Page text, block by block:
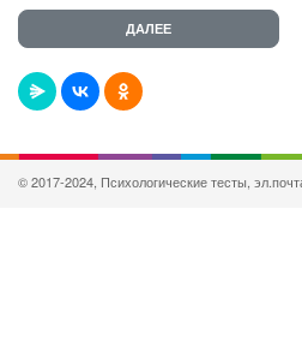
© 2017-2024, Психологические тесты,